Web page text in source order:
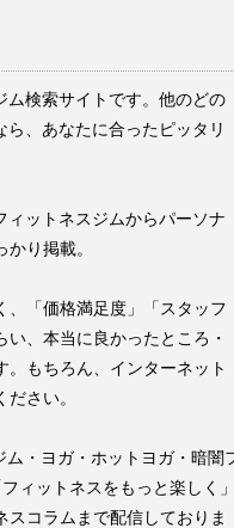
ム検索サイトです。他のどの
、あなたに合ったピッタリ
ィットネスジムからパーソナ
り掲載。
、「価格満足度」「スタッフ
、本当に良かったところ・
もちろん、インターネット
さい。
ム・ヨガ・ホットヨガ・暗闇
ィットネスをもっと楽しく
コラムまで配信しておりま